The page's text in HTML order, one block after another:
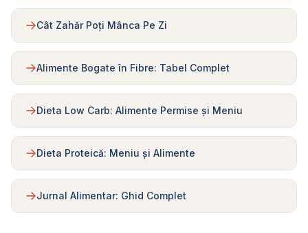
Cât Zahăr Poți Mânca Pe Zi
Alimente Bogate în Fibre: Tabel Complet
Dieta Low Carb: Alimente Permise și Meniu
Dieta Proteică: Meniu și Alimente
Jurnal Alimentar: Ghid Complet